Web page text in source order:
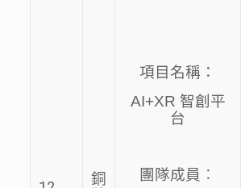
銅
項目名稱：
AI+XR 智創平
台
團隊成員︰